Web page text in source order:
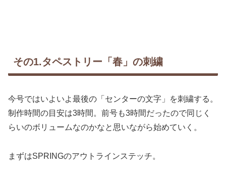
その1.タペストリー「春」の刺繍
今号ではいよいよ最後の「センターの文字」を刺繍する。
制作時間の目安は3時間。前号も3時間だったので同じく
らいのボリュームなのかなと思いながら始めていく。
まずはSPRINGのアウトラインステッチ。